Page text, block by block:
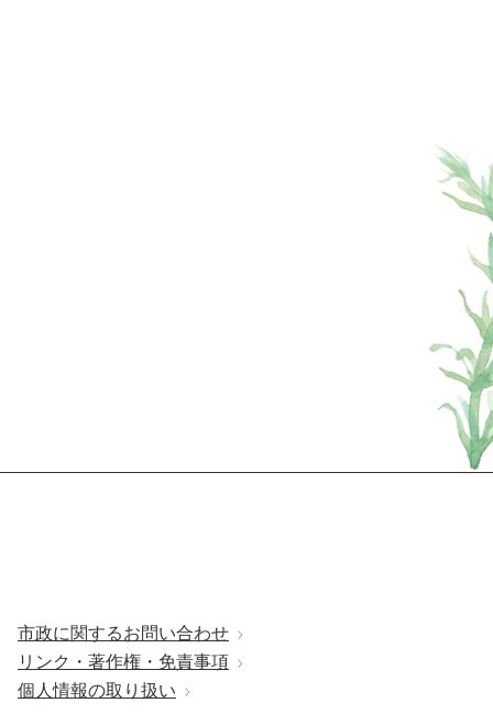
市政に関するお問い合わせ
リンク・著作権・免責事項
個人情報の取り扱い